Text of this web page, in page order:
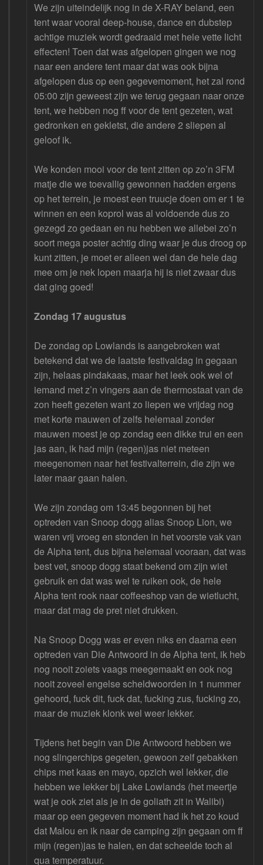
We zijn uiteindelijk nog in de X-RAY beland, een
tent waar vooral deep-house, dance en dubstep
achtige muziek wordt gedraaid met hele vette licht
effecten! Toen dat was afgelopen gingen we nog
naar een andere tent maar dat was ook bijna
afgelopen dus op een gegevemoment, het zal rond
05:00 zijn geweest zijn we terug gegaan naar onze
tent, we hebben nog ff voor de tent gezeten, wat
gedronken en gekletst, die andere 2 sliepen al
geloof ik.
We konden mooi voor de tent zitten op zo’n 3FM
matje die we toevallig gewonnen hadden ergens
op het terrein, je moest een truucje doen om er 1 te
winnen en een koprol was al voldoende dus zo
gezegd zo gedaan en nu hebben we allebei zo’n
soort mega poster achtig ding waar je dus droog op
kunt zitten, je moet er alleen wel dan de hele dag
mee om je nek lopen maarja hij is niet zwaar dus
dat ging goed!
Zondag 17 augustus
De zondag op Lowlands is aangebroken wat
betekend dat we de laatste festivaldag in gegaan
zijn, helaas pindakaas, maar het leek ook wel of
iemand met z’n vingers aan de thermostaat van de
zon heeft gezeten want zo liepen we vrijdag nog
met korte mauwen of zelfs helemaal zonder
mauwen moest je op zondag een dikke trui en een
jas aan, ik had mijn (regen)jas niet meteen
meegenomen naar het festivalterrein, die zijn we
later maar gaan halen.
We zijn zondag om 13:45 begonnen bij het
optreden van Snoop dogg alias Snoop Lion, we
waren vrij vroeg en stonden in het voorste vak van
de Alpha tent, dus bijna helemaal vooraan, dat was
best vet, snoop dogg staat bekend om zijn wiet
gebruik en dat was wel te ruiken ook, de hele
Alpha tent rook naar coffeeshop van de wietlucht,
maar dat mag de pret niet drukken.
Na Snoop Dogg was er even niks en daarna een
optreden van Die Antwoord in de Alpha tent, ik heb
nog nooit zoiets vaags meegemaakt en ook nog
nooit zoveel engelse scheldwoorden in 1 nummer
gehoord, fuck dit, fuck dat, fucking zus, fucking zo,
maar de muziek klonk wel weer lekker.
Tijdens het begin van Die Antwoord hebben we
nog slingerchips gegeten, gewoon zelf gebakken
chips met kaas en mayo, opzich wel lekker, die
hebben we lekker bij Lake Lowlands (het meertje
wat je ook ziet als je in de goliath zit in Walibi)
maar op een gegeven moment had ik het zo koud
dat Malou en ik naar de camping zijn gegaan om ff
mijn (regen)jas te halen, en dat scheelde toch al
qua temperatuur.